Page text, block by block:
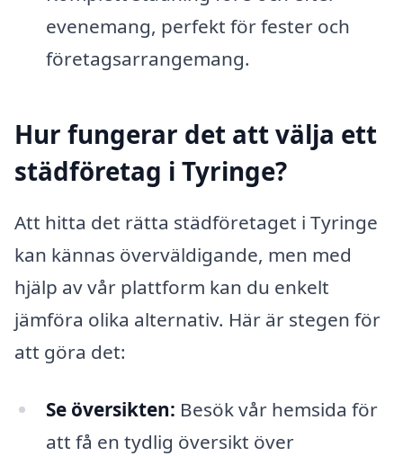
evenemang, perfekt för fester och
företagsarrangemang.
Hur fungerar det att välja ett
städföretag i Tyringe?
Att hitta det rätta städföretaget i Tyringe
kan kännas överväldigande, men med
hjälp av vår plattform kan du enkelt
jämföra olika alternativ. Här är stegen för
att göra det:
Se översikten: Besök vår hemsida för
att få en tydlig översikt över